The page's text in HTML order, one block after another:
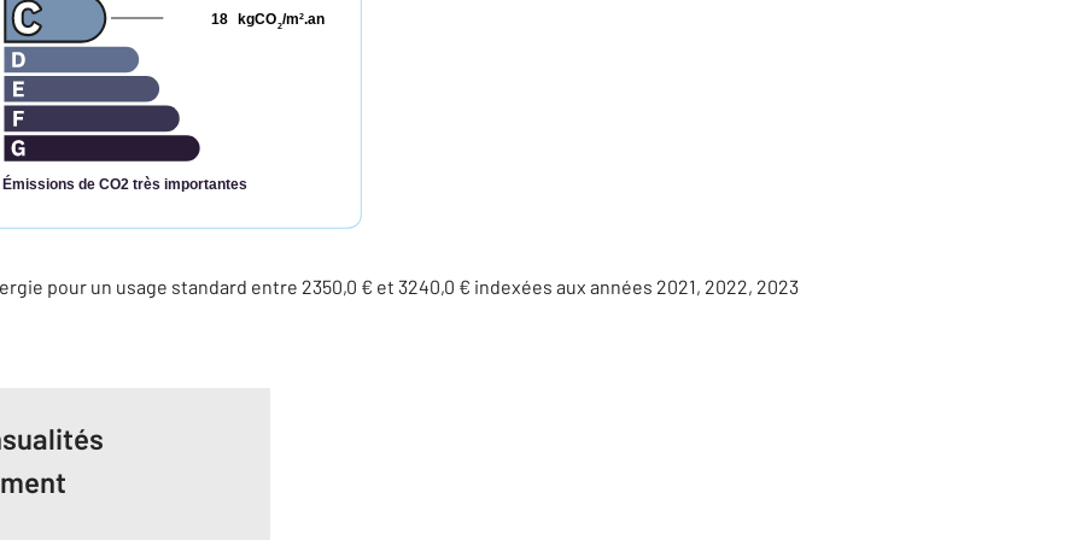
Émissions de CO2 très importantes
kgCO2/m2.an
18
pour un usage standard entre 2350,0 € et 3240,0 € indexées aux années 2021, 2022, 2023